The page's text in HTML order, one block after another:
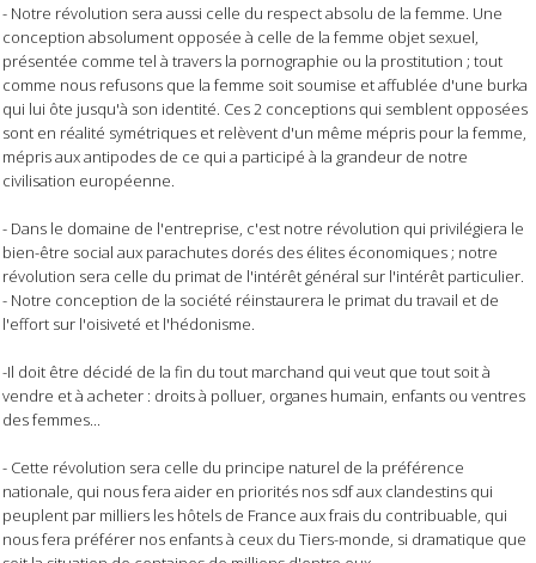
- Notre révolution sera aussi celle du respect absolu de la femme. Une
conception absolument opposée à celle de la femme objet sexuel,
présentée comme tel à travers la pornographie ou la prostitution ; tout
comme nous refusons que la femme soit soumise et affublée d'une burka
qui lui ôte jusqu'à son identité. Ces 2 conceptions qui semblent opposées
sont en réalité symétriques et relèvent d'un même mépris pour la femme,
mépris aux antipodes de ce qui a participé à la grandeur de notre
civilisation européenne.
- Dans le domaine de l'entreprise, c'est notre révolution qui privilégiera le
bien-être social aux parachutes dorés des élites économiques ; notre
révolution sera celle du primat de l'intérêt général sur l'intérêt particulier.
- Notre conception de la société réinstaurera le primat du travail et de
l'effort sur l'oisiveté et l'hédonisme.
-Il doit être décidé de la fin du tout marchand qui veut que tout soit à
vendre et à acheter : droits à polluer, organes humain, enfants ou ventres
des femmes...
- Cette révolution sera celle du principe naturel de la préférence
nationale, qui nous fera aider en priorités nos sdf aux clandestins qui
peuplent par milliers les hôtels de France aux frais du contribuable, qui
nous fera préférer nos enfants à ceux du Tiers-monde, si dramatique que